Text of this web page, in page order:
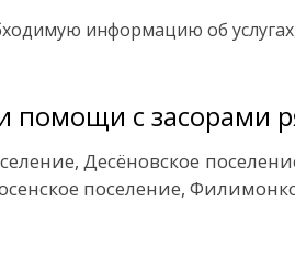
информацию об
помощи с засорами
Десёновское
поселение